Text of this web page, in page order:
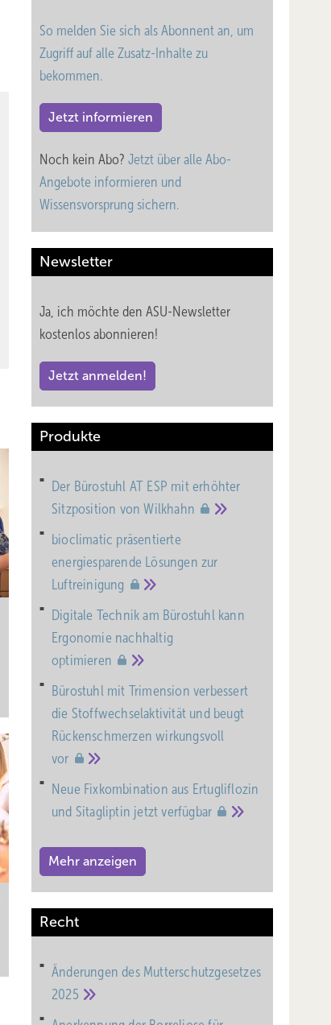
So melden Sie sich als Abonnent an, um
Zugriff auf alle Zusatz-Inhalte zu
bekommen.
Jetzt informieren
Noch kein Abo? Jetzt über alle Abo-
Angebote informieren und
Wissensvorsprung sichern.
Newsletter
Ja, ich möchte den ASU-Newsletter
kostenlos abonnieren!
Jetzt anmelden!
Produkte
Der Bürostuhl AT ESP mit erhöhter
Sitzposition vonWilkhahn
bioclimatic präsentierte
energiesparende Lösungen zur
Luftreinigung
Digitale Technik am Bürostuhl kann
Ergonomie nachhaltig
optimieren
Bürostuhl mit Trimension verbessert
die Stoffwechselaktivität und beugt
Rückenschmerzen wirkungsvoll
vor
Neue Fixkombination aus Ertugliflozin
und Sitagliptin jetztverfügbar
Mehr anzeigen
Recht
Änderungen des Mutterschutz­gesetzes
2025